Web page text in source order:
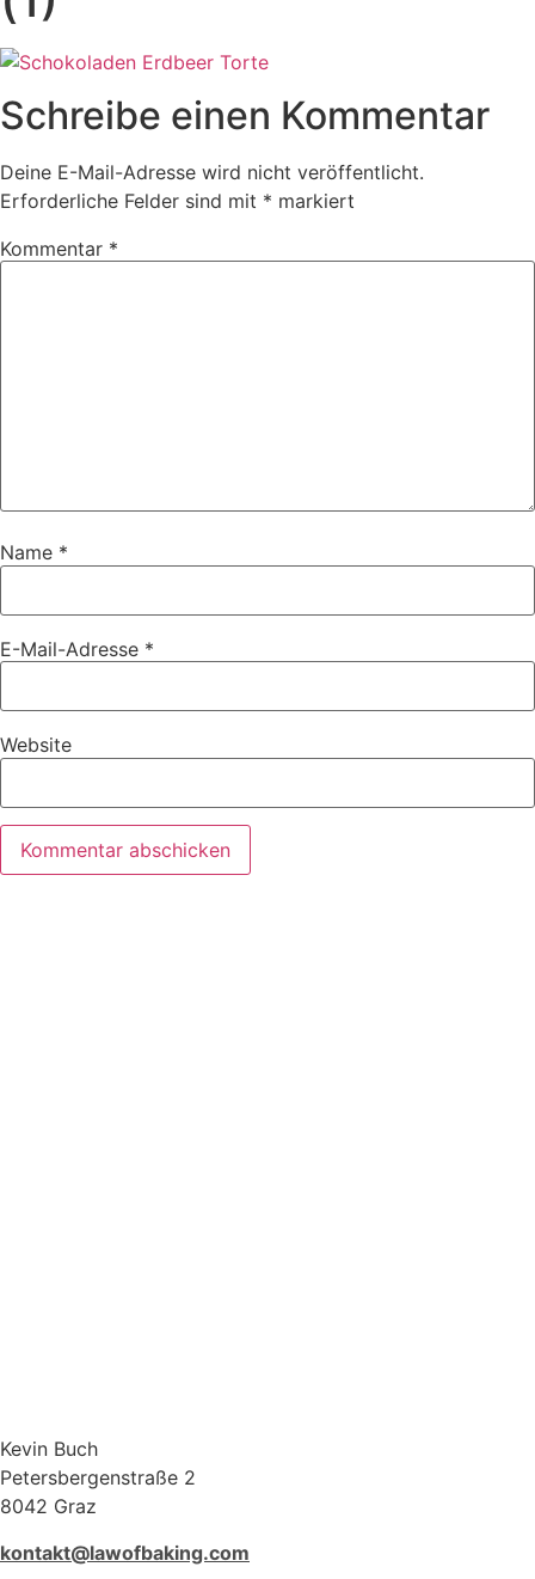
Schreibe einen Kommentar
Deine E-Mail-Adresse wird nicht veröffentlicht.
Erforderliche Felder sind mit * markiert
Kommentar *
Name *
E-Mail-Adresse *
Website
Kevin Buch
Petersbergenstraße 2
8042 Graz
kontakt@lawofbaking.com